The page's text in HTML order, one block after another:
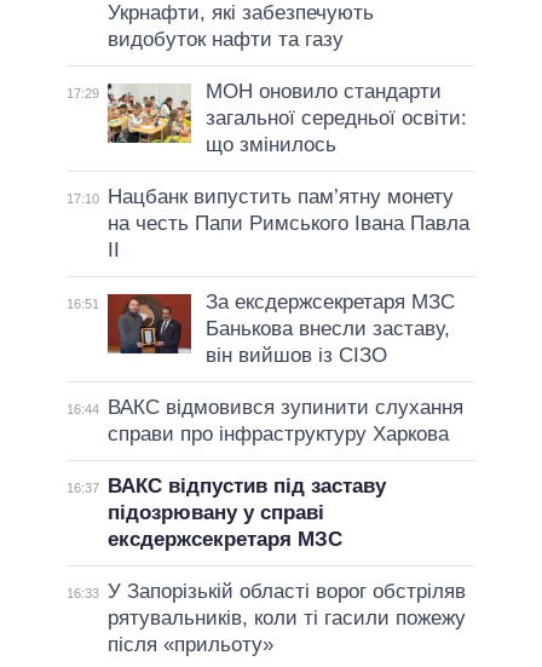
Укрнафти, які забезпечують
видобуток нафти та газу
17:29
МОН оновило стандарти
загальної середньої освіти:
що змінилось
17:10
Нацбанк випустить пам’ятну монету
на честь Папи Римського Івана Павла
16:51
За ексдержсекретаря МЗС
Банькова внесли заставу,
він вийшов із СІЗО
16:44
ВАКС відмовився зупинити слухання
справи про інфраструктуру Харкова
16:37
ВАКС відпустив під заставу
підозрювану у справі
ексдержсекретаря МЗС
16:33 У Запорізькій області ворог обстріляв
рятувальників, коли ті гасили пожежу
після «прильоту»